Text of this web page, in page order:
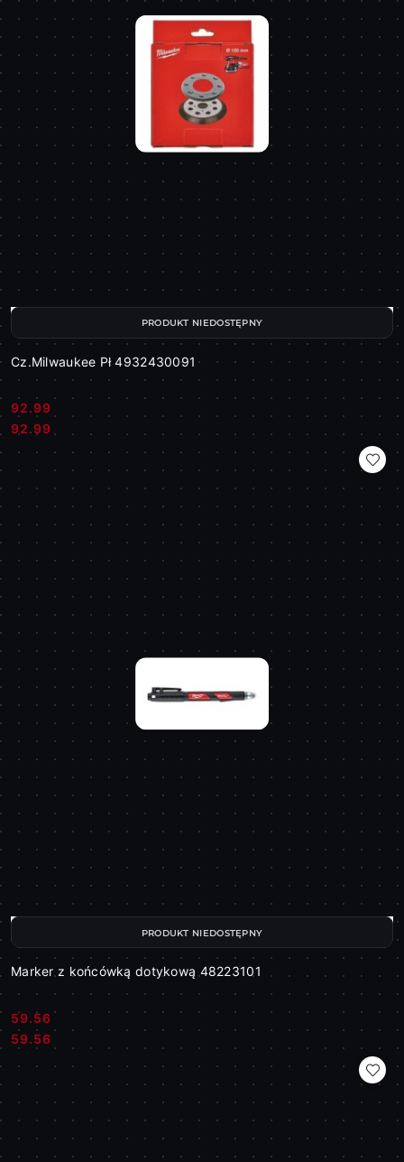
Cz.Milwaukee Pł 4932430091
Cena:
92.99
Cena:
92.99
PRODUKT NIEDOSTĘPNY
Marker z końcówką dotykową 48223101
Cena:
59.56
Cena:
59.56
PRODUKT NIEDOSTĘPNY